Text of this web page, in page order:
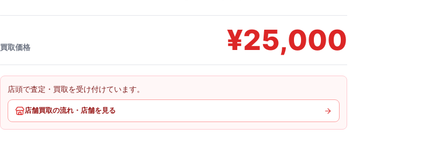
買取価格 ¥25,000
店頭で査定・買取を受け付けています。
店舗買取の流れ・店舗を見る